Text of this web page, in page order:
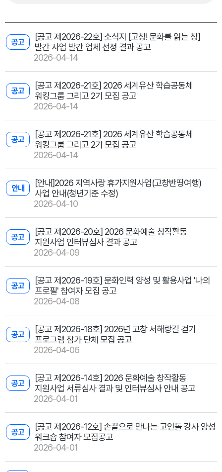
공고
[공고 제2026-22호] 소식지 [고창! 문화를 읽는 창]
발간 사업 발간 업체 선정 결과 공고
2026-04-14
공고
[공고 제2026-21호] 2026 세계유산 학습공동체
워킹그룹 그리고 2기 모집 공고
2026-04-14
공고
[공고 제2026-21호] 2026 세계유산 학습공동체
워킹그룹 그리고 2기 모집 공고
2026-04-14
안내
[안내]2026 지역사랑 휴가지원사업(고창반띵여행)
사업 안내(청년기준 수정)
2026-04-10
공고
[공고 제2026-20호] 2026 문화예술 창작활동
지원사업 인터뷰심사 결과 공고
2026-04-09
공고
[공고 제2026-19호] 문화인력 양성 및 활용사업 '나의
프로필' 참여자 모집 공고
2026-04-08
공고
[공고 제2026-18호] 2026년 고창 서해랑길 걷기
프로그램 참가 단체 모집 공고
2026-04-06
공고
[공고 제2026-14호] 2026 문화예술 창작활동
지원사업 서류심사 결과 및 인터뷰심사 안내 공고
2026-04-01
공고
[공고 제2026-12호] 손끝으로 만나는 고인돌 강사 양성
워크숍 참여자 모집공고
2026-04-01